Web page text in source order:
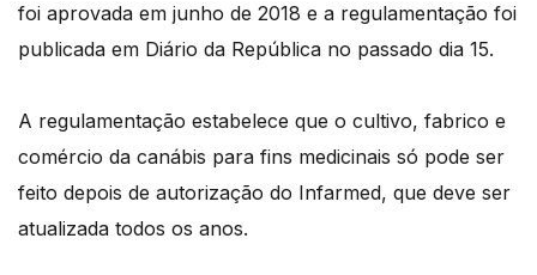
foi aprovada em junho de 2018 e a regulamentação foi
publicada em Diário da República no passado dia 15.
A regulamentação estabelece que o cultivo, fabrico e
comércio da canábis para fins medicinais só pode ser
feito depois de autorização do Infarmed, que deve ser
atualizada todos os anos.